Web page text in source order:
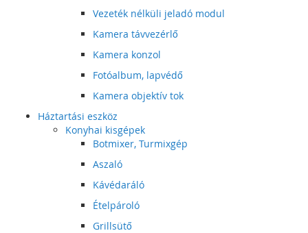
Vezeték nélküli jeladó modul
Kamera távvezérlő
Kamera konzol
Fotóalbum, lapvédő
Kamera objektív tok
Háztartási eszköz
Konyhai kisgépek
Botmixer, Turmixgép
Aszaló
Kávédaráló
Ételpároló
Grillsütő